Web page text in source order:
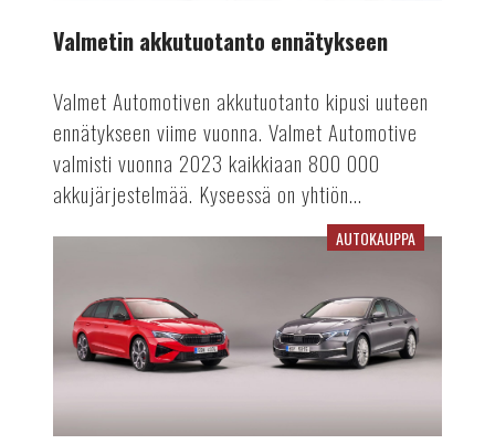
Valmetin akkutuotanto ennätykseen
Valmet Automotiven akkutuotanto kipusi uuteen
ennätykseen viime vuonna. Valmet Automotive
valmisti vuonna 2023 kaikkiaan 800 000
akkujärjestelmää. Kyseessä on yhtiön...
vaikuttaa
rekisteröinteihin
AUTOKAUPPA